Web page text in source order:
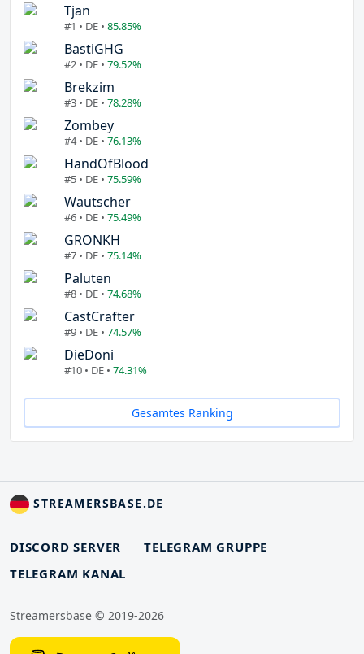
Tjan
#1 • DE • 85.85%
BastiGHG
#2 • DE • 79.52%
Brekzim
#3 • DE • 78.28%
Zombey
#4 • DE • 76.13%
HandOfBlood
#5 • DE • 75.59%
Wautscher
#6 • DE • 75.49%
GRONKH
#7 • DE • 75.14%
Paluten
#8 • DE • 74.68%
CastCrafter
#9 • DE • 74.57%
DieDoni
#10 • DE • 74.31%
Gesamtes Ranking
STREAMERSBASE.DE
DISCORD SERVER
TELEGRAM GRUPPE
TELEGRAM KANAL
Streamersbase © 2019-2026